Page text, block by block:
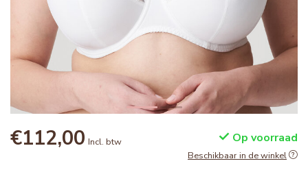
€112,00 Incl. btw Op voorraad
Beschikbaar in de winkel